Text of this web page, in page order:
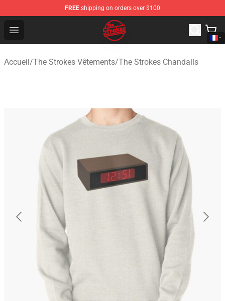
FREE shipping on orders over $100
Open menu
The Strokes Shop - Official The Strokes Merchandise
Accueil/The Strokes Vêtements/The Strokes Chandails